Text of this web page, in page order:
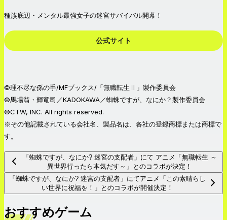
種族底辺・メンタル最強女子の迷宮サバイバル開幕！
公式サイト
©理不尽な孫の手/MFブックス/「無職転生Ⅱ」製作委員会
©馬場翁・輝竜司／KADOKAWA／蜘蛛ですが、なにか？製作委員会
©CTW, INC. All rights reserved.
※その他記載されている会社名、製品名は、各社の登録商標または商標で
す。
「蜘蛛ですが、なにか? 迷宮の支配者」にて アニメ「無職転生 ～
異世界行ったら本気だす～」とのコラボが決定！
「蜘蛛ですが、なにか? 迷宮の支配者」にてアニメ「この素晴らし
い世界に祝福を！」とのコラボが開催決定！
おすすめゲーム